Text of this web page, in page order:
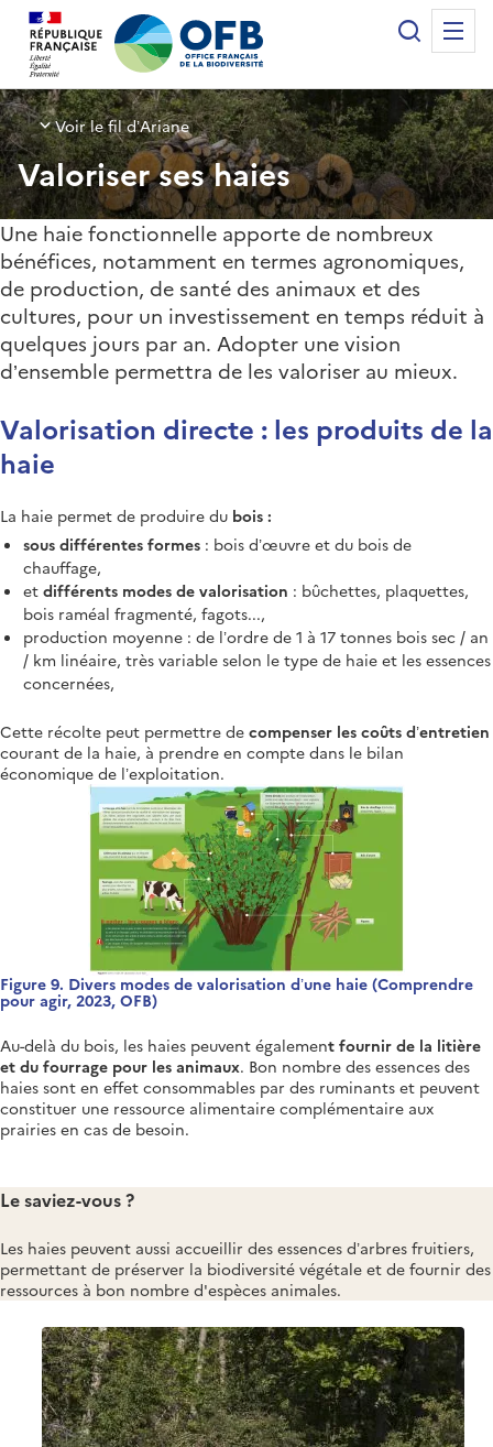
Office français de la biodiversité
Recherche
Voir le fil d’Ariane
Valoriser ses haies
Une haie fonctionnelle apporte de nombreux
bénéfices, notamment en termes agronomiques,
de production, de santé des animaux et des
cultures, pour un investissement en temps réduit à
quelques jours par an. Adopter une vision
d’ensemble permettra de les valoriser au mieux.
Valorisation directe : les produits de la
haie
La haie permet de produire du bois :
sous différentes formes : bois d’œuvre et du bois de
chauffage,
et différents modes de valorisation : bûchettes, plaquettes,
bois raméal fragmenté, fagots...,
production moyenne : de l’ordre de 1 à 17 tonnes bois sec / an
/ km linéaire, très variable selon le type de haie et les essences
concernées,
Cette récolte peut permettre de compenser les coûts d’entretien
courant de la haie, à prendre en compte dans le bilan
économique de l’exploitation.
Figure 9. Divers modes de valorisation d’une haie (Comprendre
pour agir, 2023, OFB)
Au-delà du bois, les haies peuvent également fournir de la litière
et du fourrage pour les animaux. Bon nombre des essences des
haies sont en effet consommables par des ruminants et peuvent
constituer une ressource alimentaire complémentaire aux
prairies en cas de besoin.
Le saviez-vous ?
Les haies peuvent aussi accueillir des essences d’arbres fruitiers,
permettant de préserver la biodiversité végétale et de fournir des
ressources à bon nombre d'espèces animales.
Panneau de gestion des cookies